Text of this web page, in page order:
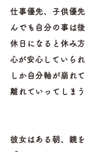
仕事優先、子供優
んでも自分の事は後
休日になると休み
心が安心していら
しか自分軸が崩れ
離れていってしまう
彼女はある朝、鏡